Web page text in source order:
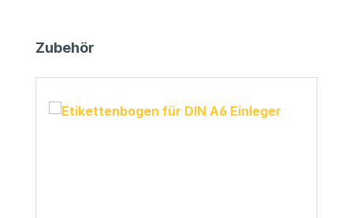
Produktgalerie überspringen
Zubehör